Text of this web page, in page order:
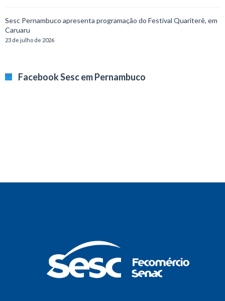
Sesc Pernambuco apresenta programação do Festival Quariterê, em
Caruaru
23 de julho de 2026
Facebook Sesc em Pernambuco